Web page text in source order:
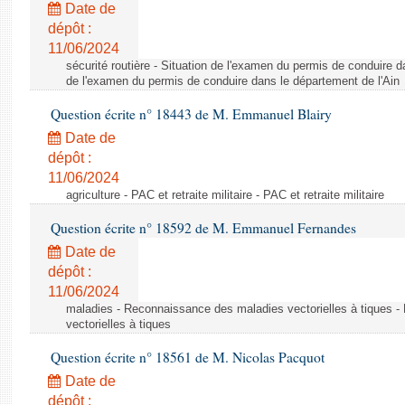
Date de
dépôt :
11/06/2024
sécurité routière - Situation de l'examen du permis de conduire
de l'examen du permis de conduire dans le département de l'Ain
Question écrite n° 18443 de M. Emmanuel Blairy
Date de
dépôt :
11/06/2024
agriculture - PAC et retraite militaire - PAC et retraite militaire
Question écrite n° 18592 de M. Emmanuel Fernandes
Date de
dépôt :
11/06/2024
maladies - Reconnaissance des maladies vectorielles à tiques
vectorielles à tiques
Question écrite n° 18561 de M. Nicolas Pacquot
Date de
dépôt :